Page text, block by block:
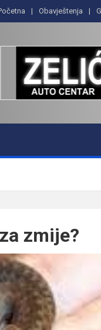
Obavještenja
zmije?